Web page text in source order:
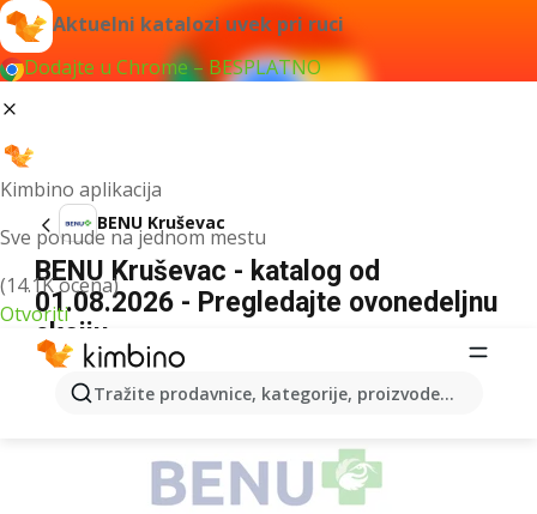
Aktuelni katalozi uvek pri ruci
Dodajte u Chrome – BESPLATNO
Kimbino aplikacija
Sve ponude na jednom mestu
(14.1K ocena)
Otvoriti
Tražite prodavnice, kategorije, proizvode...
BENU Kruševac
BENU Kruševac - katalog od
01.08.2026 - Pregledajte ovonedeljnu
akciju